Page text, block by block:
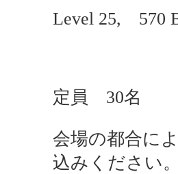
Level 25, 570
定員 30名
会場の都合に
込みください